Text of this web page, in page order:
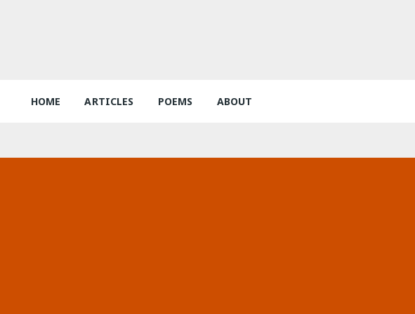
HOME ARTICLES POEMS ABOUT